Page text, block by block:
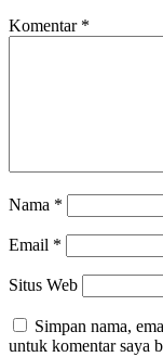
Komentar *
Nama *
Email *
Situs Web
Simpan nama,
untuk komentar saya